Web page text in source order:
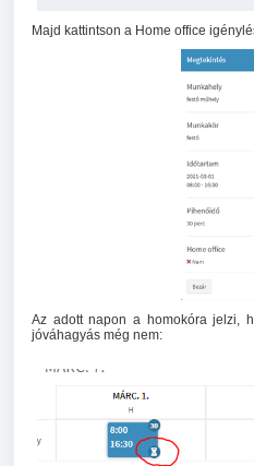
Majd kattintson a Home office
Az adott napon a homokóra jelzi,
jóváhagyás még nem: